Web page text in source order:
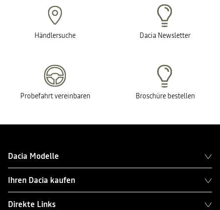
Händlersuche Dacia Newsletter
Probefahrt vereinbaren Broschüre bestellen
Dacia Modelle
Ihren Dacia kaufen
Direkte Links